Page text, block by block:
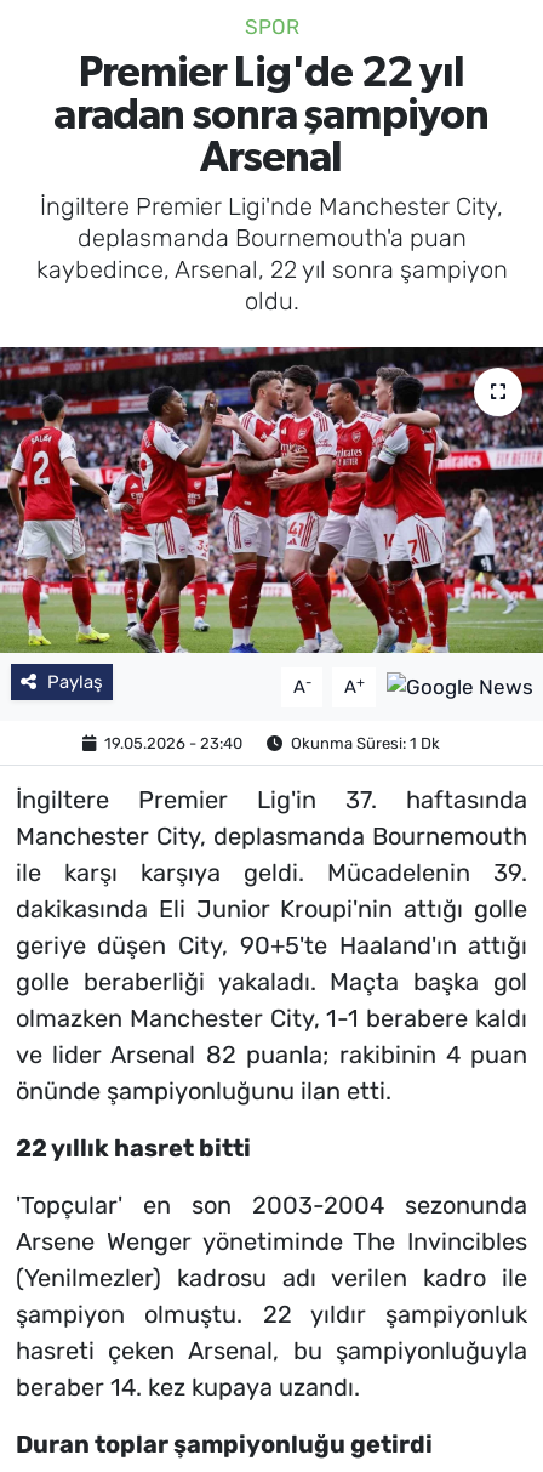
SPOR
Premier Lig'de 22 yıl
aradan sonra şampiyon
Arsenal
İngiltere Premier Ligi'nde Manchester City,
deplasmanda Bournemouth'a puan
kaybedince, Arsenal, 22 yıl sonra şampiyon
oldu.
Paylaş A- A+
19.05.2026 - 23:40 Okunma Süresi: 1 Dk
İngiltere Premier Lig'in 37. haftasında
Manchester City, deplasmanda Bournemouth
ile karşı karşıya geldi. Mücadelenin 39.
dakikasında Eli Junior Kroupi'nin attığı golle
geriye düşen City, 90+5'te Haaland'ın attığı
golle beraberliği yakaladı. Maçta başka gol
olmazken Manchester City, 1-1 berabere kaldı
ve lider Arsenal 82 puanla; rakibinin 4 puan
önünde şampiyonluğunu ilan etti.
22 yıllık hasret bitti
'Topçular' en son 2003-2004 sezonunda
Arsene Wenger yönetiminde The Invincibles
(Yenilmezler) kadrosu adı verilen kadro ile
şampiyon olmuştu. 22 yıldır şampiyonluk
hasreti çeken Arsenal, bu şampiyonluğuyla
beraber 14. kez kupaya uzandı.
Duran toplar şampiyonluğu getirdi